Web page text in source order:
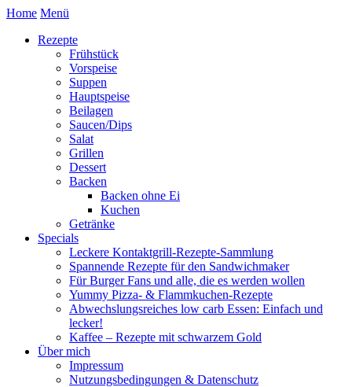
Home Menü
Rezepte
Frühstück
Vorspeise
Suppen
Hauptspeise
Beilagen
Saucen/Dips
Salat
Grillen
Dessert
Backen
Backen ohne Ei
Kuchen
Getränke
Specials
Leckere Kontaktgrill-Rezepte-Sammlung
Spannende Rezepte für den Sandwichmaker
Für Burger Fans und alle, die es werden wollen
Yummy Pizza- & Flammkuchen-Rezepte
Abwechslungsreiches low carb Essen: Einfach und
lecker!
Kaffee – Rezepte mit schwarzem Gold
Über mich
Impressum
Nutzungsbedingungen & Datenschutz